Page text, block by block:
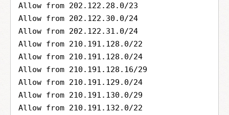
Allow from 202.122.28.0/23
Allow from 202.122.30.0/24
Allow from 202.122.31.0/24
Allow from 210.191.128.0/22
Allow from 210.191.128.0/24
Allow from 210.191.128.16/29
Allow from 210.191.129.0/24
Allow from 210.191.130.0/29
Allow from 210.191.132.0/22